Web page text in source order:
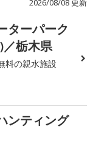
2026/08/08 更新
ターパーク
／栃木県
料の親水施設
ンティング